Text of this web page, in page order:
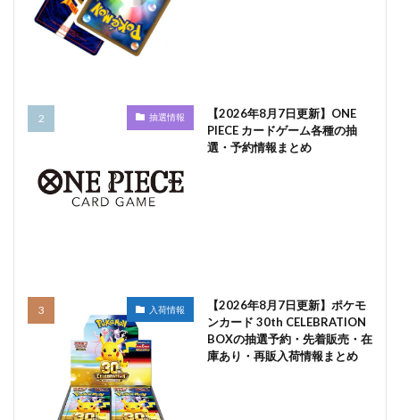
抽選情報
【2026年8月7日更新】ONE
PIECE カードゲーム各種の抽
選・予約情報まとめ
入荷情報
【2026年8月7日更新】ポケモ
ンカード 30th CELEBRATION
BOXの抽選予約・先着販売・在
庫あり・再販入荷情報まとめ